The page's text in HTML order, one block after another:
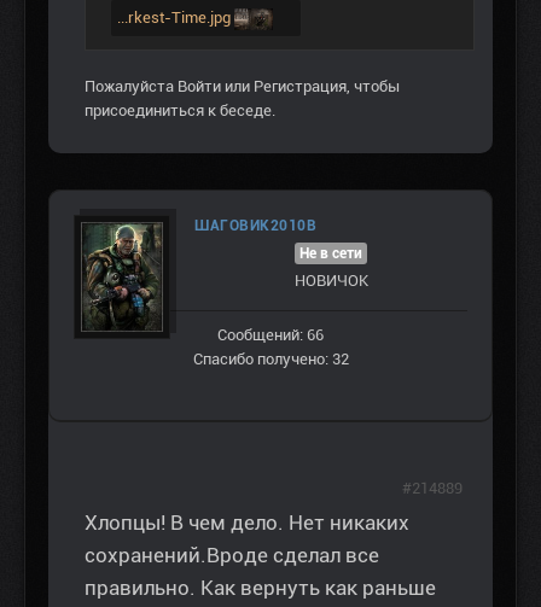
...rkest-Time.jpg
Пожалуйста Войти или Регистрация, чтобы
присоединиться к беседе.
ШАГОВИК2010В
Не в сети
НОВИЧОК
Сообщений: 66
Спасибо получено: 32
Хлопцы! В чем дело. Нет никаких
сохранений.Вроде сделал все
правильно. Как вернуть как раньше
#214889